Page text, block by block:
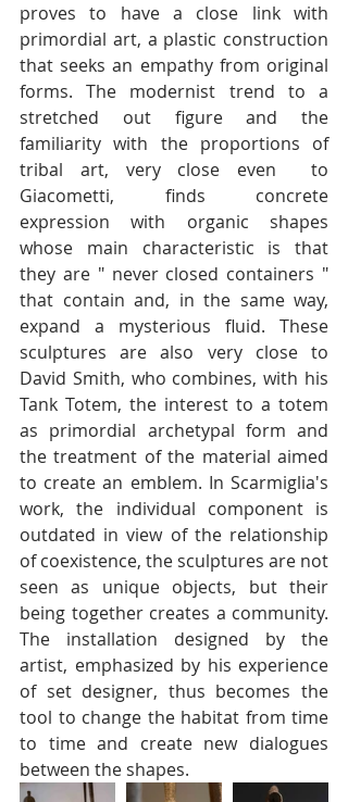
proves to have a close link with
primordial art, a plastic construction
that seeks an empathy from original
forms. The modernist trend to a
stretched out figure and the
familiarity with the proportions of
tribal art, very close even  to
Giacometti, finds concrete
expression with organic shapes
whose main characteristic is that
they are " never closed containers "
that contain and, in the same way,
expand a mysterious fluid. These
sculptures are also very close to
David Smith, who combines, with his
Tank Totem, the interest to a totem
as primordial archetypal form and
the treatment of the material aimed
to create an emblem. In Scarmiglia's
work, the individual component is
outdated in view of the relationship
of coexistence, the sculptures are not
seen as unique objects, but their
being together creates a community.
The installation designed by the
artist, emphasized by his experience
of set designer, thus becomes the
tool to change the habitat from time
to time and create new dialogues
between the shapes.